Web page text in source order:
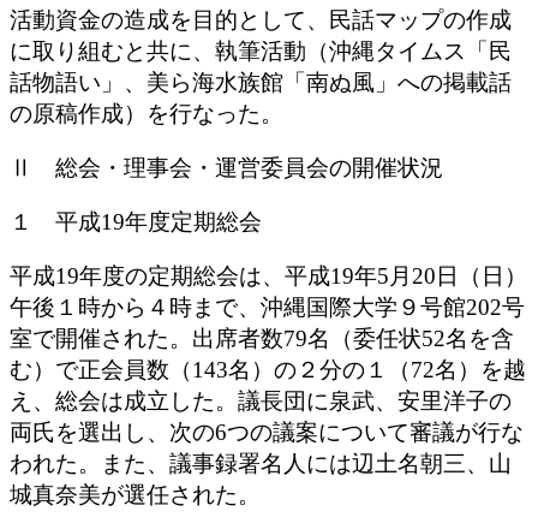
活動資金の造成を目的として、民話マップの作成
に取り組むと共に、執筆活動（沖縄タイムス「民
話物語い」、美ら海水族館「南ぬ風」への掲載話
の原稿作成）を行なった。
Ⅱ 総会・理事会・運営委員会の開催状況
１ 平成19年度定期総会
平成19年度の定期総会は、平成19年5月20日（日）
午後１時から４時まで、沖縄国際大学９号館202号
室で開催された。出席者数79名（委任状52名を含
む）で正会員数（143名）の２分の１（72名）を越
え、総会は成立した。議長団に泉武、安里洋子の
両氏を選出し、次の6つの議案について審議が行な
われた。また、議事録署名人には辺土名朝三、山
城真奈美が選任された。